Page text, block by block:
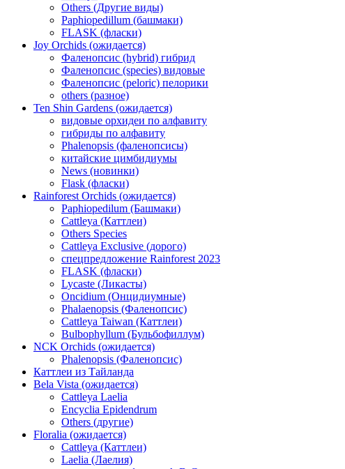
Others (Другие виды)
Paphiopedillum (башмаки)
FLASK (фласки)
Joy Orchids (ожидается)
Фаленопсис (hybrid) гибрид
Фаленопсис (species) видовые
Фаленопсис (peloric) пелорики
others (разное)
Ten Shin Gardens (ожидается)
видовые орхидеи по алфавиту
гибриды по алфавиту
Phalenopsis (фаленопсисы)
китайские цимбидиумы
News (новинки)
Flask (фласки)
Rainforest Orchids (ожидается)
Paphiopedilum (Башмаки)
Cattleya (Каттлеи)
Others Species
Cattleya Exclusive (дорого)
спецпредложение Rainforest 2023
FLASK (фласки)
Lycaste (Ликасты)
Oncidium (Онцидиумные)
Phalaenopsis (Фаленопсис)
Cattleya Taiwan (Каттлеи)
Bulbophyllum (Бульбофиллум)
NCK Orchids (ожидается)
Phalenopsis (Фаленопсис)
Каттлеи из Тайланда
Bela Vista (ожидается)
Cattleya Laelia
Encyclia Epidendrum
Others (другие)
Floralia (ожидается)
Cattleya (Каттлеи)
Laelia (Лаелия)